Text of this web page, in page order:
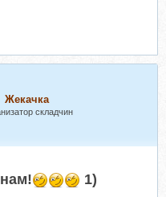
Жекачка
складчин
1)